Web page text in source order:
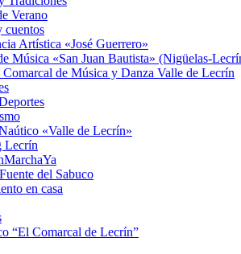
Verano
cuentos
Artística «José Guerrero»
Música «San Juan Bautista» (Nigüelas-
Comarcal de Música y Danza Valle de Lecrín
«Valle de Lecrín»
Lecrín
del Sabuco
en casa
“El Comarcal de Lecrín”